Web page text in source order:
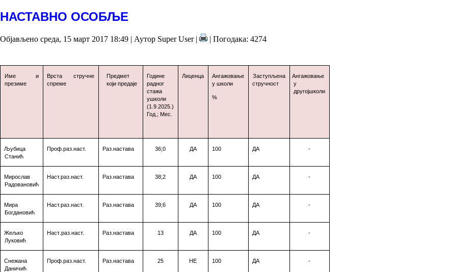
НАСТАВНО ОСОБЉЕ
Објављено среда, 15 март 2017 18:49 | Аутор Super User| | Погодака: 4274
Име
и
презиме
Врста
стручне
спреме
Предмет
који предаје
Године
радног
стажа
ушколи
(1 .9 .2025 .)
Год.; Мес.
Лиценца
Ангажовање
у школи
%
Заступљена
стручност
Ангажовање
у
другојшколи
Љубица
Станић
Проф.раз.наст. Раз.настава 36;0 ДА 100 ДА -
Мирослав
Радовановић
Наст.раз.наст. Раз.настава 38;2 ДА 100 ДА -
Мира
Богдановић
Наст.раз.наст. Раз.настава 39;6 ДА 100 ДА -
Жељко
Луковић
Наст .раз.наст. Раз.настава 13 ДА 100 ДА -
Снежана
Даничић
Проф.раз.наст. Раз.настава 25 НЕ 100 ДА -